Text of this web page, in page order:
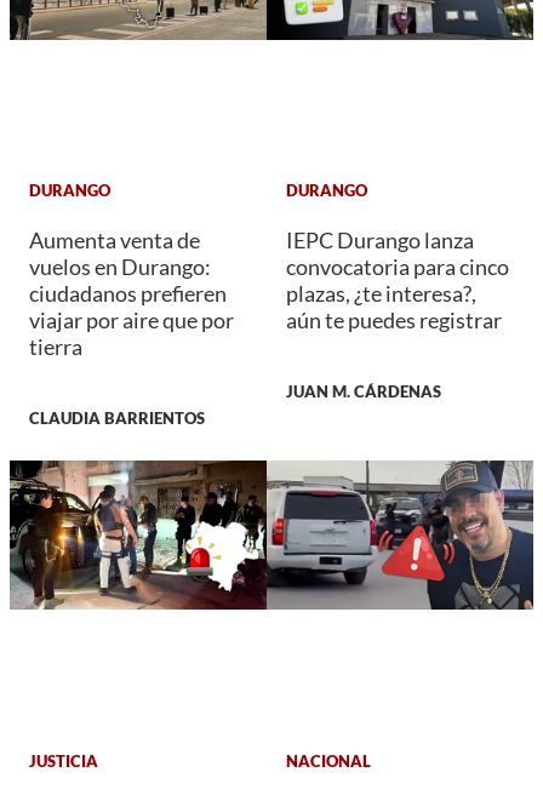
DURANGO
Aumenta venta de
vuelos en Durango:
ciudadanos prefieren
viajar por aire que por
tierra
CLAUDIA BARRIENTOS
DURANGO
IEPC Durango lanza
convocatoria para cinco
plazas, ¿te interesa?,
aún te puedes registrar
JUAN M. CÁRDENAS
JUSTICIA NACIONAL